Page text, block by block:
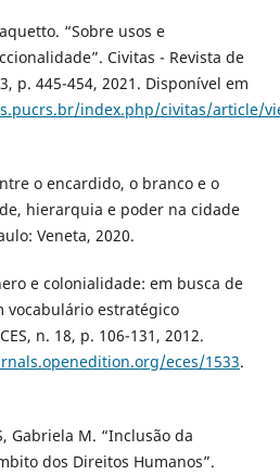
“Sobre usos e
Civitas - Revista de
p. 445-454, 2021. Disponível em
index.php/civitas/article/
o encardido, o branco e o
hierarquia e poder na cidade
Veneta, 2020.
e colonialidade: em busca de
vocabulário estratégico
n. 18, p. 106-131, 2012.
eces/1533.
Gabriela M. “Inclusão da
dos Direitos Humanos”.